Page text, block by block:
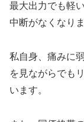
最大出力でも軽
中断がなくなりま
私自身、痛みに
を見ながらでも
います。